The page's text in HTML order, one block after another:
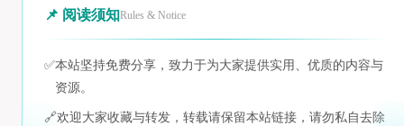
📌 阅读须知Rules & Notice
✅本站坚持免费分享，致力于为大家提供实用、优质的内容与
资源。
🔗欢迎大家收藏与转发，转载请保留本站链接，请勿私自去除